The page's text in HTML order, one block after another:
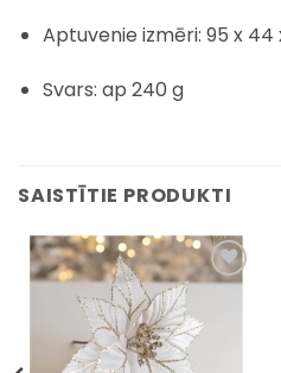
Aptuvenie izmēri: 95 x
Svars: ap 240 g
SAISTĪTIE PRODUKTI
Pievienot
sarakstam